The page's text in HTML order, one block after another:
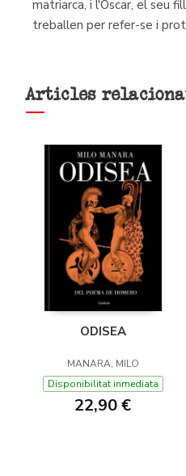
matriarca, i l'Òscar, el seu
treballen per refer-se i
Articles
ODISEA
MANARA, MILO
Disponibilitat inmediata
22,90 €